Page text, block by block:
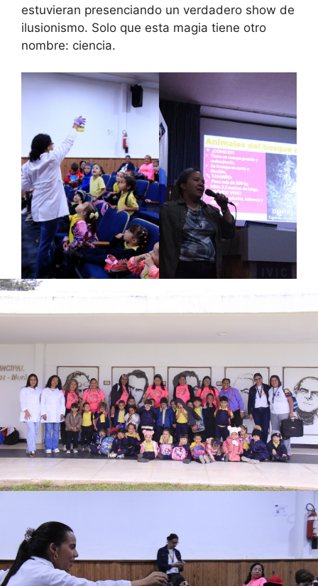
estuvieran presenciando un verdadero show de
ilusionismo. Solo que esta magia tiene otro
nombre: ciencia.